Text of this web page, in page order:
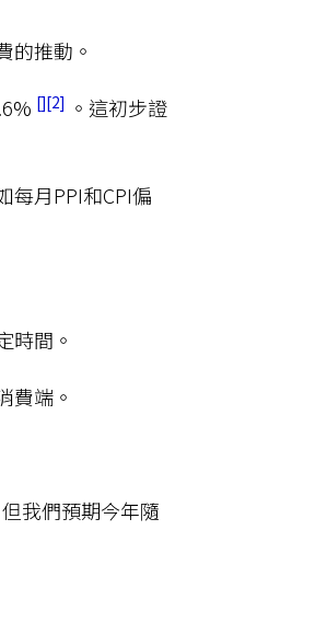
的推動。
2
。這初步證
每月PPI和CPI偏
時間。
費端。
我們預期今年隨